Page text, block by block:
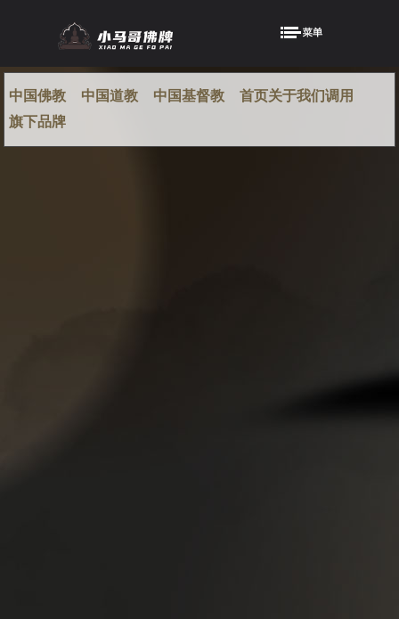
中国佛教 中国道教 中国基督教
首页关于我们调用
旗下品牌